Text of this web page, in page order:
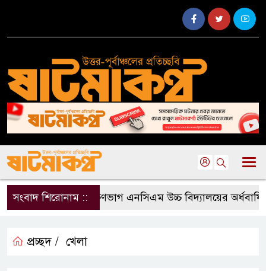
সংবাদ শিরোনাম ::দক্ষিণভাগ এনসিএম উচ্চ বিদ্যালয়ের
প্রচ্ছদ / খেলা